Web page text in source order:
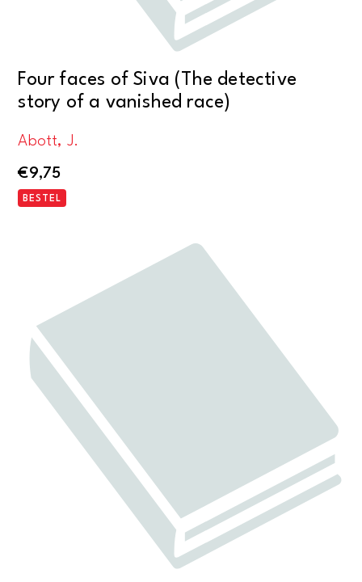
Four faces of Siva (The detective
story of a vanished race)
Abott, J.
€9,75
BESTEL